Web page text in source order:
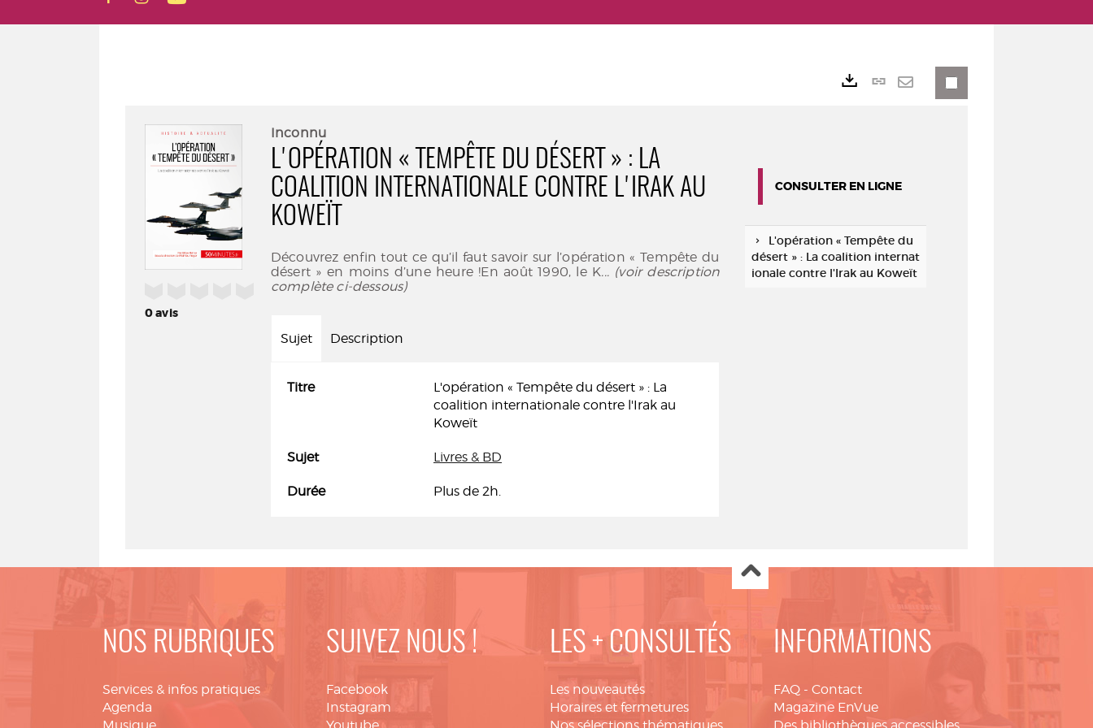
0avis
Inconnu
L'OPÉRATION « TEMPÊTE DU DÉSERT » : LA
COALITION INTERNATIONALE CONTRE L'IRAK AU
KOWEÏT
Découvrez enfin tout ce qu’il faut savoir sur l’opération « Tempête du
désert » en moins d’une heure !En août 1990, le K... (voir description
complète ci-dessous)
Sujet Description
Titre
L'opération « Tempête du désert » : La
coalition internationale contre l'Irak au
Koweït
Sujet Livres & BD
Durée Plus de 2h.
Lien
CONSULTER EN LIGNE
L'opération « Tempête du
désert » : La coalition internat
ionale contre l'Irak au Koweït
NOS RUBRIQUES
Services & infos pratiques
Agenda
SUIVEZ NOUS !
Facebook
Instagram
LES + CONSULTÉS
Les nouveautés
Horaires et fermetures
INFORMATIONS
FAQ - Contact
Magazine EnVue